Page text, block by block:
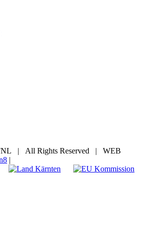
| All Rights Reserved | WEB
|